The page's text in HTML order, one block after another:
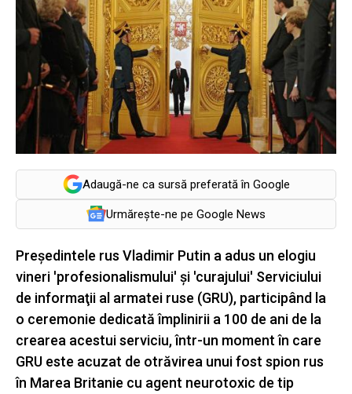
Adaugă-ne ca sursă preferată în Google
Urmărește-ne pe Google News
Preşedintele rus Vladimir Putin a adus un elogiu
vineri 'profesionalismului' şi 'curajului' Serviciului
de informaţii al armatei ruse (GRU), participând la
o ceremonie dedicată împlinirii a 100 de ani de la
crearea acestui serviciu, într-un moment în care
GRU este acuzat de otrăvirea unui fost spion rus
în Marea Britanie cu agent neurotoxic de tip